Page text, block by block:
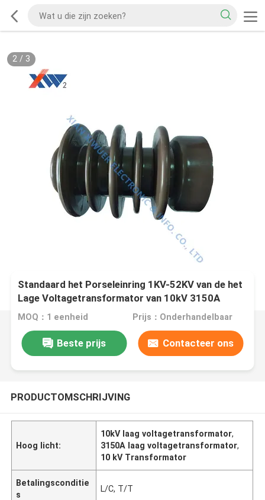
2/ 3
Standaard het Porseleinring 1KV-52KV van de het
Lage Voltagetransformator van 10kV 3150A
MOQ：1 eenheid Prijs：Onderhandelbaar
Beste prijs Contacteer ons
PRODUCTOMSCHRIJVING
Hoog licht:
10kV laag voltagetransformator,
3150A laag voltagetransformator,
10 kV Transformator
Betalingsconditie
s
L/C, T/T